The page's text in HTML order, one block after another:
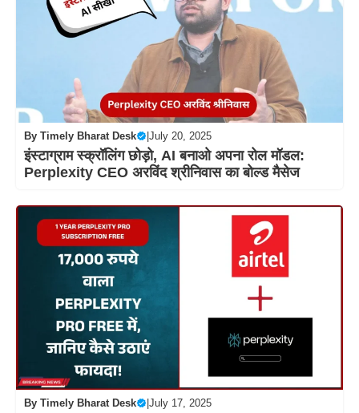
By Timely Bharat Desk July 20, 2025
इंस्टाग्राम स्क्रॉलिंग छोड़ो, AI बनाओ अपना रोल मॉडल:
Perplexity CEO अरविंद श्रीनिवास का बोल्ड मैसेज
By Timely Bharat Desk July 17, 2025